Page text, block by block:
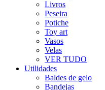
Livros
Peseira
Potiche
Toy art
Vasos
Velas
VER TUDO
Utilidades
Baldes de gelo
Bandejas